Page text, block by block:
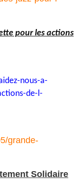
pour les actions
nous-a-
de-l-
grande-
Solidaire